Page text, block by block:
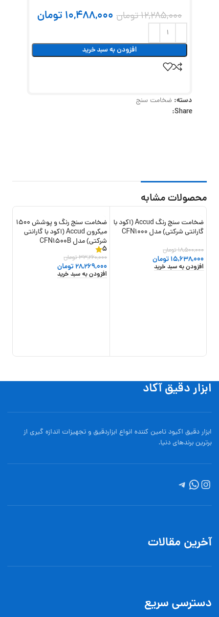
12,285,000تومان 10,488,000 تومان
افزودن به سبد خرید
دسته: ضخامت سنج
Share:
محصولات مشابه
-15%
ضخامت سنج رنگ Accud (اکود با
گارانتی شرکتی) مدل CFN1000
18,500,000تومان
15,638,000 تومان
افزودن به سبد خرید
-15%
جدید
ضخامت سنج رنگ و پوشش 1500
میکرون Accud (اکود با گارانتی
شرکتی) مدل CFN1500B
5
33,260,000تومان
28,269,000تومان
افزودن به سبد خرید
ابزار دقیق آکاد
ابزار دقیق اکیود تامین کننده انواع ابزاردقيق و تجهيزات اندازه گیری از
برترین برندهای دنیا.
آخرین مقالات
دسترسی سریع